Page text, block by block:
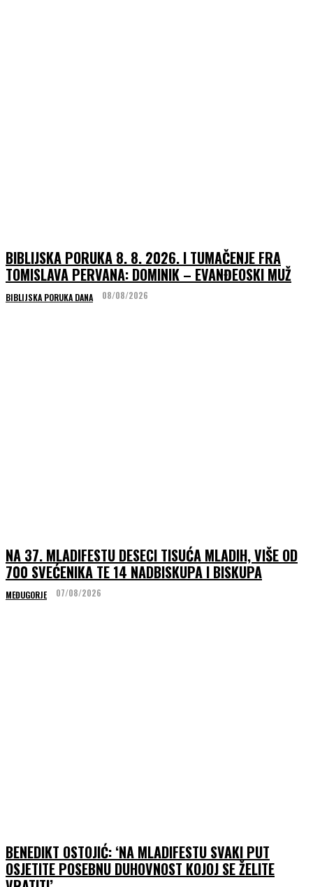
BIBLIJSKA PORUKA 8. 8. 2026. I TUMAČENJE FRA
TOMISLAVA PERVANA: DOMINIK – EVANĐEOSKI MUŽ
BIBLIJSKA PORUKA DANA 08/08/2026
NA 37. MLADIFESTU DESECI TISUĆA MLADIH, VIŠE OD
700 SVEĆENIKA TE 14 NADBISKUPA I BISKUPA
MEĐUGORJE 07/08/2026
BENEDIKT OSTOJIĆ: ‘NA MLADIFESTU SVAKI PUT
OSJETITE POSEBNU DUHOVNOST KOJOJ SE ŽELITE